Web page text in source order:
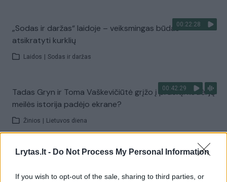
Lrytas.lt - Do Not Process My Personal Information
If you wish to opt-out of the sale, sharing to third parties, or
00:22:28
„Sodas ir daržas“ laidoje – veiksmingas būdas
atsikratyti kurklių
Laidos Sodas ir daržas
00:42:29
Tadas Gryn ir Toma Vaškevičiūtė grįžo į praeitį: kodėl jų
meilės istorija padėjo ekrane?
Žinios Lietuvos diena
00:21:19
„Žinios“ 2026-08-08
Laidos